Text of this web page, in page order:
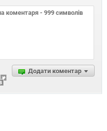
Додати коментар